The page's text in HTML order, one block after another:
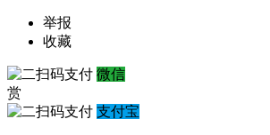
举报
收藏
微信
赏
支付宝